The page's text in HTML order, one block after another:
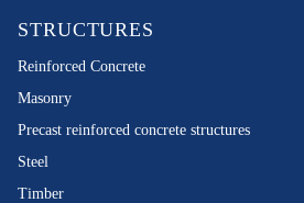
STRUCTURES
Reinforced Concrete
Masonry
Precast reinforced concrete structures
Steel
Timber